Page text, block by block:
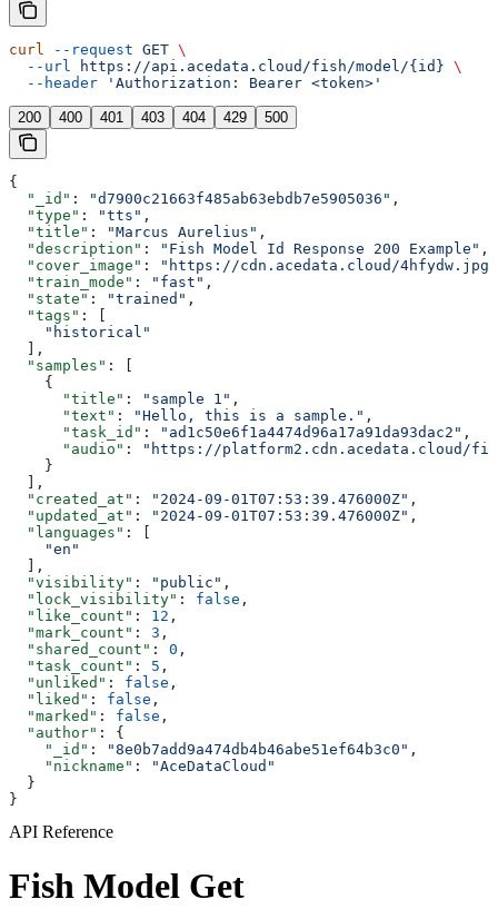
curl --request GET \
  --url
https://api.acedata.cloud/fish/model/{id} \
  --header
'Authorization: Bearer <token>'
200 400 401 403 404 429 500
{
  "_id"
: "d7900c21663f485ab63ebdb7e5905036" ,
  "type"
: "tts" ,
  "title"
: "Marcus Aurelius" ,
  "description"
: "Fish Model Id Response 200 Example" ,
  "cover_image"
:
"https://cdn.acedata.cloud/4hfydw.jpg"
  "train_mode"
: "fast" ,
  "state"
: "trained" ,
  "tags"
: [
    "historical"
  ],
  "samples"
: [
    {
      "title"
: "sample 1" ,
      "text"
: "Hello, this is a sample." ,
      "task_id"
: "ad1c50e6f1a4474d96a17a91da93dac2" ,
      "audio"
:
"https://platform2.cdn.acedata.cloud/fish/
    }
  ],
  "created_at"
: "2024-09-01T07:53:39.476000Z" ,
  "updated_at"
: "2024-09-01T07:53:39.476000Z" ,
  "languages"
: [
    "en"
  ],
  "visibility"
: "public" ,
  "lock_visibility"
: false ,
  "like_count"
: 12 ,
  "mark_count"
: 3 ,
  "shared_count"
: 0 ,
  "task_count"
: 5 ,
  "unliked"
: false ,
  "liked"
: false ,
  "marked"
: false ,
  "author"
: {
    "_id"
: "8e0b7add9a474db4b46abe51ef64b3c0" ,
    "nickname"
:
"AceDataCloud"
  }
}
API Reference
Fish Model Get